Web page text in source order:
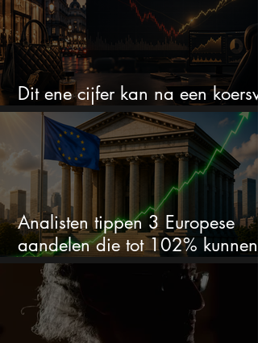
Dit ene cijfer kan na een
van 50% alles veranderen
Analisten tippen 3 Europese
aandelen die tot 102% kunnen
stijgen